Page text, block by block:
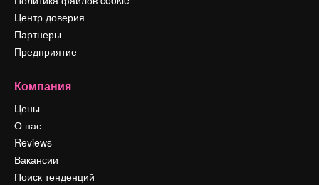
Центр доверия
Партнеры
Предприятие
Компания
Цены
О нас
Reviews
Вакансии
Поиск тенденций